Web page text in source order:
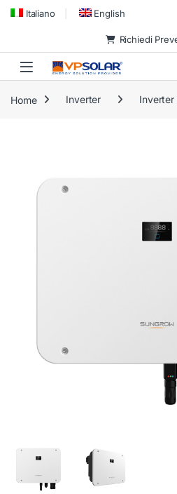
Skip to navigation
Skip to content
Italiano English
Richiedi
Home Inverter